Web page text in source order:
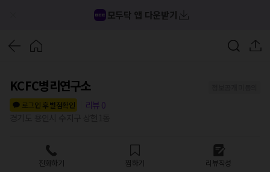
모두닥 앱 다운받기
KCFC병리연구소
로그인 후 별점확인
리뷰 0
전화하기 찜하기 리뷰작성